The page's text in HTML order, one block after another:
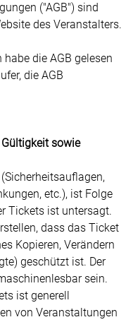
("AGB") sind
des Veranstalters.
habe die AGB gelesen
die AGB
sowie
etc.), ist Folge
Tickets ist untersagt.
dass das Ticket
Kopieren, Verändern
geschützt ist. Der
sein.
ist generell
von Veranstaltungen